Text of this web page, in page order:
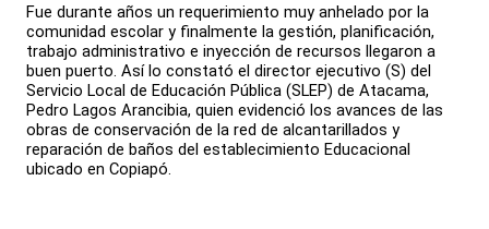
Fue durante años un requerimiento muy anhelado por la
comunidad escolar y finalmente la gestión, planificación,
trabajo administrativo e inyección de recursos llegaron a
buen puerto. Así lo constató el director ejecutivo (S) del
Servicio Local de Educación Pública (SLEP) de Atacama,
Pedro Lagos Arancibia, quien evidenció los avances de las
obras de conservación de la red de alcantarillados y
reparación de baños del establecimiento Educacional
ubicado en Copiapó.